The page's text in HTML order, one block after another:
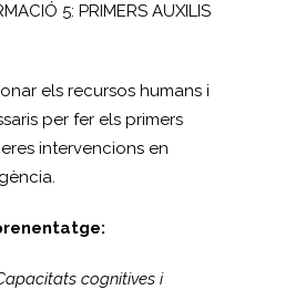
5: PRIMERS AUXILIS
els recursos humans i
per fer els primers
intervencions en
cognitives i